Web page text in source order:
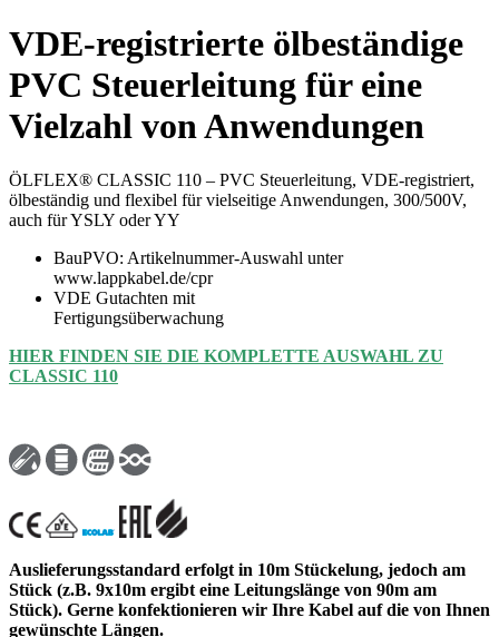
VDE-registrierte ölbeständige
PVC Steuerleitung für eine
Vielzahl von Anwendungen
ÖLFLEX® CLASSIC 110 – PVC Steuerleitung, VDE-registriert,
ölbeständig und flexibel für vielseitige Anwendungen, 300/500V,
auch für YSLY oder YY
BauPVO: Artikelnummer-Auswahl unter
www.lappkabel.de/cpr
VDE Gutachten mit
Fertigungsüberwachung
HIER FINDEN SIE DIE KOMPLETTE AUSWAHL ZU
CLASSIC 110
Auslieferungsstandard erfolgt in 10m Stückelung, jedoch am
Stück (z.B. 9x10m ergibt eine Leitungslänge von 90m am
Stück). Gerne konfektionieren wir Ihre Kabel auf die von Ihnen
gewünschte Längen.